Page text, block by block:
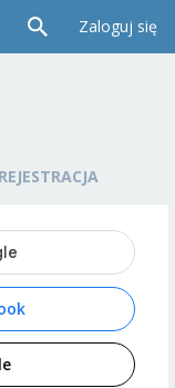
Zaloguj się
REJESTRACJA